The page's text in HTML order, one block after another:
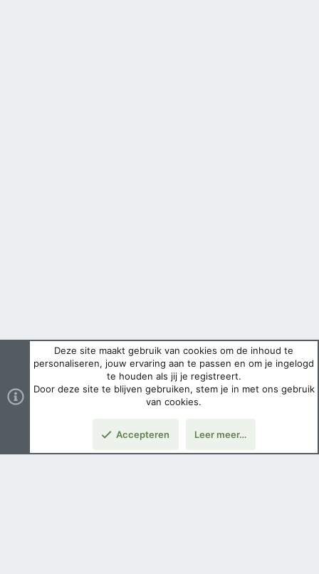
Deze site maakt gebruik van cookies om de inhoud te
personaliseren, jouw ervaring aan te passen en om je ingelogd
te houden als jij je registreert.
Door deze site te blijven gebruiken, stem je in met ons gebruik
van cookies.
Accepteren Leer meer…